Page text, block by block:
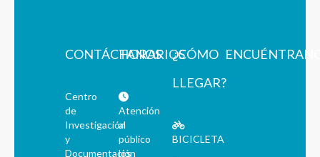
CONTÁCTANOS
Centro
de
Investigación
y
Documentación
HORARIOS
Atención
al
público
los
¿CÓMO
LLEGAR?
BICICLETA